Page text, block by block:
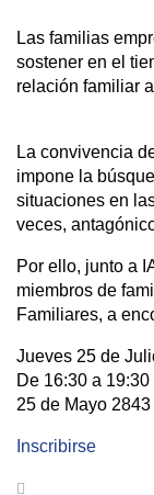
Las familias
sostener en el
relación familiar
La convivencia
impone la
situaciones en
veces,
Por ello, junto a
miembros de
Familiares, a
Jueves 25 de
De 16:30 a 19:30
25 de Mayo 2843
Inscribirse
Previous